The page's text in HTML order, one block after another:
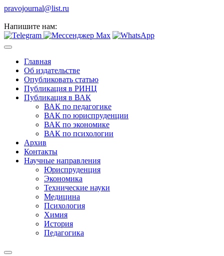
pravojournal@list.ru
Напишите нам:
Главная
Об издательстве
Опубликовать статью
Публикация в РИНЦ
Публикация в ВАК
ВАК по педагогике
ВАК по юриспруденции
ВАК по экономике
ВАК по психологии
Архив
Контакты
Научные направления
Юриспруденция
Экономика
Технические науки
Медицина
Психология
Химия
История
Педагогика